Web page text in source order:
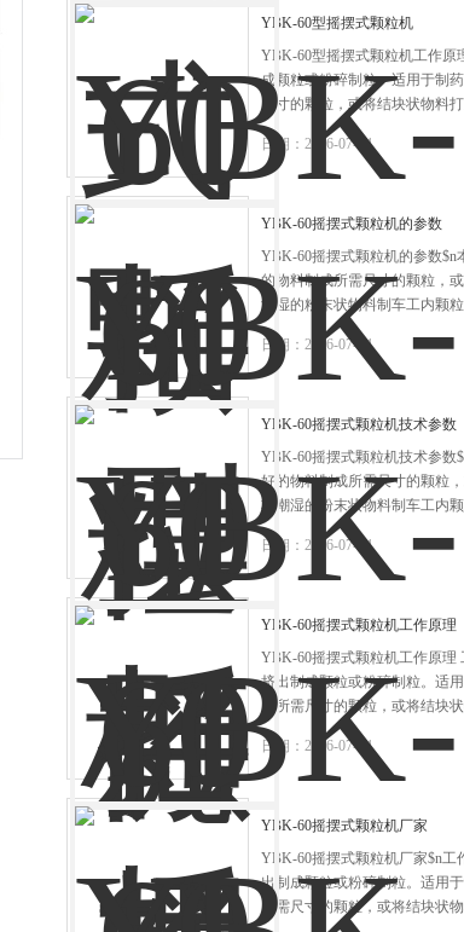
YBK-60型摇摆式颗粒机
YBK-60型摇摆式颗粒机工作原
成颗粒或粉碎制粒。适用于制
尺寸的颗粒，或将结块状物料打
日期：2026-07-24
YBK-60摇摆式颗粒机的参数
YBK-60摇摆式颗粒机的参数
的物料制成所需尺寸的颗粒，
潮湿的粉末状物料制车工内颗
日期：2026-07-24
YBK-60摇摆式颗粒机技术参数
YBK-60摇摆式颗粒机技术参数
好的物料制成所需尺寸的颗粒
将潮湿的粉末状物料制车工内
日期：2026-07-24
YBK-60摇摆式颗粒机工作原理
YBK-60摇摆式颗粒机工作原理
挤出制成颗粒或粉碎制粒。适
成所需尺寸的颗粒，或将结块状
日期：2026-07-24
YBK-60摇摆式颗粒机厂家
YBK-60摇摆式颗粒机厂家$n
出制成颗粒或粉碎制粒。适用
所需尺寸的颗粒，或将结块状物